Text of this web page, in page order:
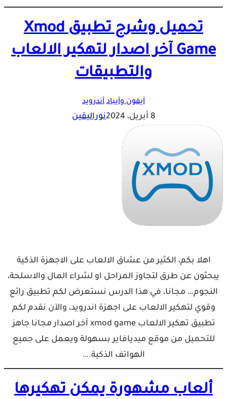
تحميل وشرح تطبيق Xmod
Game آخر اصدار لتهكير الالعاب
والتطبيقات
آيفون وآيباد أندرويد
8 أبريل، 2024 نوراليقين
اهلا بكم، الكثير من عشاق الالعاب على الاجهزة الذكية
يبحثون عن طرق لتجاوز المراحل او لشراء المال والاسلحة،
النجوم… مجانا، في هذا الدرس نستعرض لكم تطبيق رائع
وقوي لتهكير الالعاب على اجهزة اندرويد، والآن نقدم لكم
تطبيق تهكير الالعاب xmod game آخر اصدار مجانا جاهز
للتحميل من موقع ميديافاير بسهولة ويعمل على جميع
الهواتف الذكية.…
ألعاب مشهورة يمكن تهكيرها